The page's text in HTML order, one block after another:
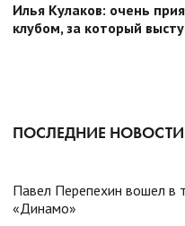
Илья Кулаков: очень
клубом, за который
ПОСЛЕДНИЕ
Павел Перепехин вошел в
«Динамо»